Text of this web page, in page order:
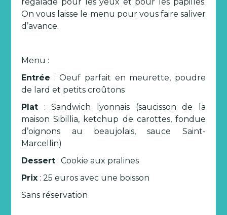
On vous laisse le menu pour vous faire saliver
d’avance.
Menu :
Entrée : Oeuf parfait en meurette, poudre
de lard et petits croûtons
Plat : Sandwich lyonnais (saucisson de la
maison Sibillia, ketchup de carottes, fondue
d’oignons au beaujolais, sauce Saint-
Marcellin)
Dessert : Cookie aux pralines
Prix : 25 euros avec une boisson
Sans réservation